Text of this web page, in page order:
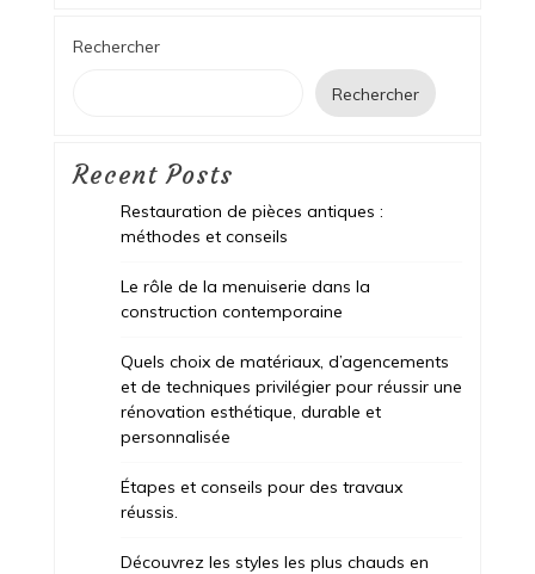
Rechercher
Rechercher
Recent Posts
Restauration de pièces antiques :
méthodes et conseils
Le rôle de la menuiserie dans la
construction contemporaine
Quels choix de matériaux, d’agencements
et de techniques privilégier pour réussir une
rénovation esthétique, durable et
personnalisée
Étapes et conseils pour des travaux
réussis.
Découvrez les styles les plus chauds en